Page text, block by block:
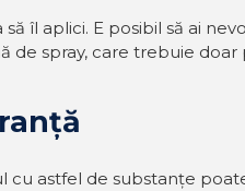
îl aplici. E posibil să ai
de spray, care trebuie doar
cu astfel de substanțe